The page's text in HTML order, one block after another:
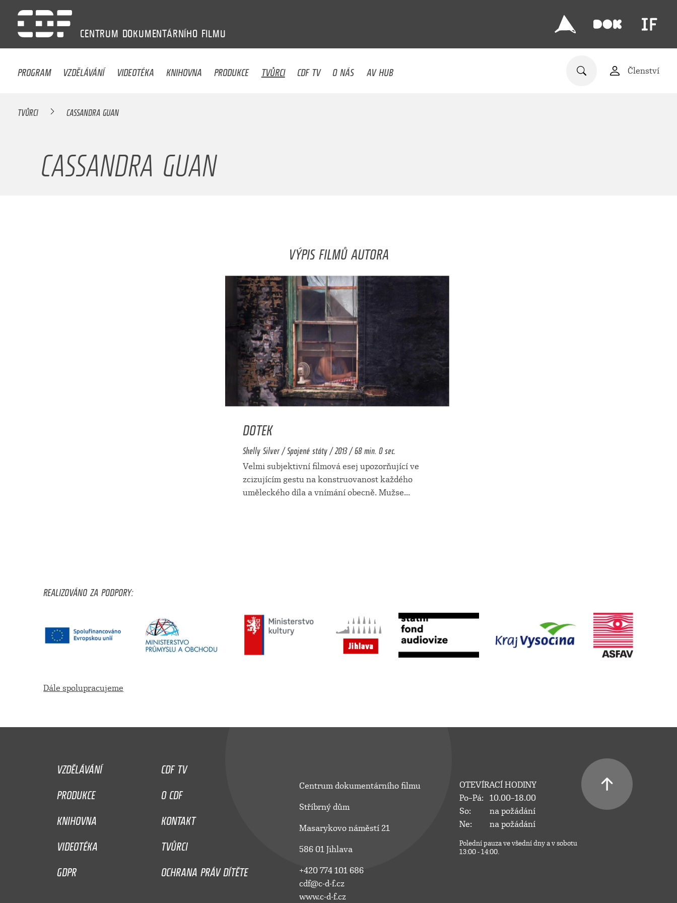
CENTRUM DOKUMENTÁRNÍHO FILMU
PROGRAM VZDĚLÁVÁNÍ VIDEOTÉKA KNIHOVNA PRODUKCE TVŮRCI CDF TV O NÁS AV HUB Členství
TVŮRCI CASSANDRA GUAN
CASSANDRA GUAN
VÝPIS FILMŮ AUTORA
DOTEK
Shelly Silver / Spojené státy / 2013 / 68 min. 0 sec.
Velmi subjektivní filmová esej upozorňující ve
zcizujícím gestu na konstruovanost každého
uměleckého díla a vnímání obecně. Mužse...
REALIZOVÁNO ZA PODPORY:
Dále spolupracujeme
VZDĚLÁVÁNÍ
CDF TV
PRODUKCE
O CDF
KNIHOVNA
KONTAKT
VIDEOTÉKA
TVŮRCI
GDPR
OCHRANA PRÁV DÍTĚTE
Centrum dokumentárního filmu
Stříbrný dům
Masarykovo náměstí 21
586 01 Jihlava
+420 774 101 686
cdf@c-d-f.cz
www.c-d-f.cz
OTEVÍRACÍ HODINY
Po–Pá:
10.00–18.00
So:
na požádání
Ne:
na požádání
Polední pauza ve všední dny a v sobotu
13:00 - 14:00.